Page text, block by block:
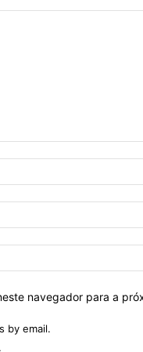
navegador para a
by email.